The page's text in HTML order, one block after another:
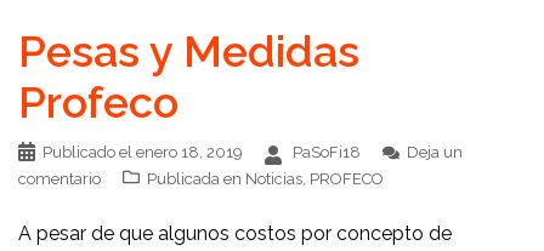
Pesas y Medidas
Profeco
Publicado el enero 18, 2019 PaSoFi18
Deja un
comentario
Publicada en Noticias PROFECO
A pesar de que algunos costos por concepto de